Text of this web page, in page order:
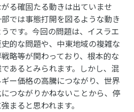
る確固たる動きは出ていませ
では事態打開を図るような動き
です。今回の問題は、イスラエ
的な問題や、中東地域の複雑な
略等が関わっており、根本的な
あるとみられます。しかし、混
ー価格の高騰につながり、世界
つながりかねないことから、停
まると思われます。